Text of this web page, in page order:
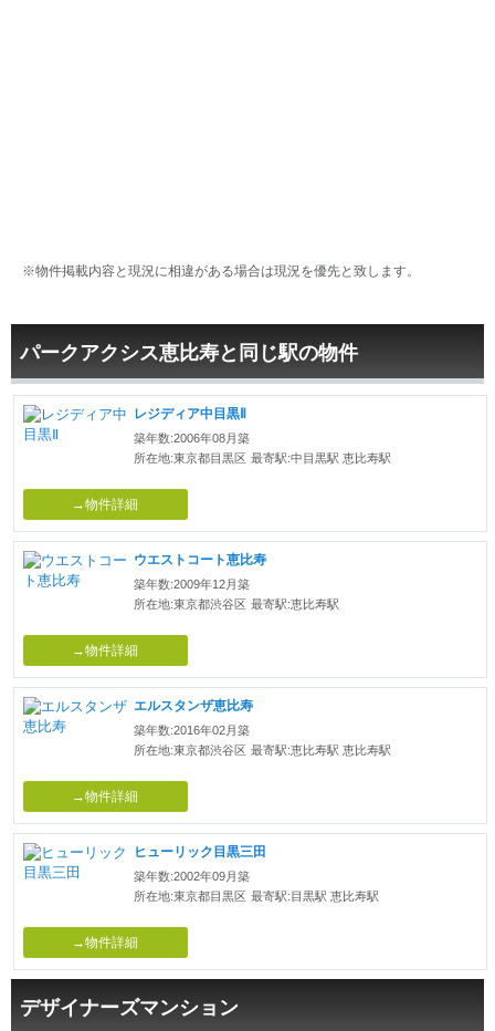
※物件掲載内容と現況に相違がある場合は現況を優先と致します。
パークアクシス恵比寿と同じ駅の物件
レジディア中目黒Ⅱ
築年数:2006年08月築
所在地:東京都目黒区 最寄駅:中目黒駅 恵比寿駅
→物件詳細
ウエストコート恵比寿
築年数:2009年12月築
所在地:東京都渋谷区 最寄駅:恵比寿駅
→物件詳細
エルスタンザ恵比寿
築年数:2016年02月築
所在地:東京都渋谷区 最寄駅:恵比寿駅 恵比寿駅
→物件詳細
ヒューリック目黒三田
築年数:2002年09月築
所在地:東京都目黒区 最寄駅:目黒駅 恵比寿駅
→物件詳細
デザイナーズマンション